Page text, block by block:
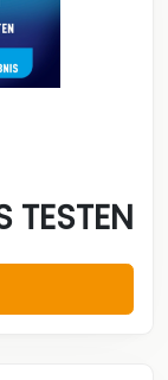
TESTEN